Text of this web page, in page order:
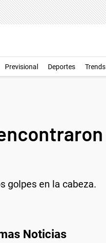
Previsional Deportes Trends
golpes en la cabeza.
Noticias